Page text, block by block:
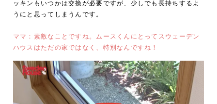
ッキンもいつかは交換が必要ですが、少しでも長持ちするよ
うにと思ってしまうんです。
ママ：素敵なことですね。ムースくんにとってスウェーデン
ハウスはただの家ではなく、特別なんですね！